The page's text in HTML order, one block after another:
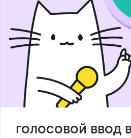
голосовой ввод